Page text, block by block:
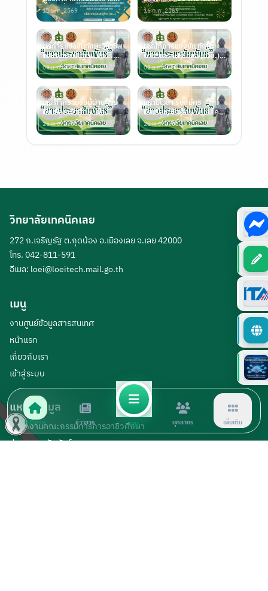
หน้าแรก ข่าวสาร เมนู บุคลากร เพิ่มเติม
ทานเครื่อ
11 พ.ค. 2569
เทคนิคเลย ณ
16 ก.พ. 2569
ผลการแข่งขันทักษะวิชาชีพ
และ ทักษะพื้นฐาน ปีการ
ศึกษา 25
09 ม.ค. 2569
เกณฑ์การแข่งขัน ทักษะ
การวิเคราะห์ข้อมูล (ปวช.)
และ ทักษ
02 ธ.ค. 2568
ประกาศรายชื่อผู้ผ่านการ
คัดเลือกเข้าศึกษาต่อ
หลักสูตร (ปว
25 พ.ย. 2568
ขยายเวลา รับสมัคร
นักเรียน/นักศึกษา รอบโค
วต้า ประจำปี 25
20 พ.ย. 2568
วิทยาลัยเทคนิคเลย
272 ถ.เจริญรัฐ ต.กุดป่อง อ.เมืองเลย จ.เลย 42000
โทร. 042-811-591
อีเมล: loei@loeitech.mail.go.th
เมนู
งานศูนย์ข้อมูลสารสนเทศ
หน้าแรก
เกี่ยวกับเรา
เข้าสู่ระบบ
แหล่งข้อมูล
สำนักงานคณะกรรมการการอาชีวศึกษา
ข่าวประชาสัมพันธ์